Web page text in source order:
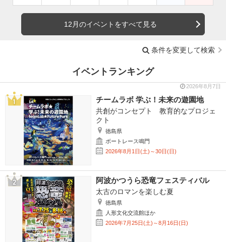
12月のイベントをすべて見る
条件を変更して検索
イベントランキング
2026年8月7日
チームラボ 学ぶ！未来の遊園地
共創がコンセプト 教育的なプロジェ
クト
徳島県
ボートレース鳴門
2026年8月1日(土)～30日(日)
阿波かつうら恐竜フェスティバル
太古のロマンを楽しむ夏
徳島県
人形文化交流館ほか
2026年7月25日(土)～8月16日(日)